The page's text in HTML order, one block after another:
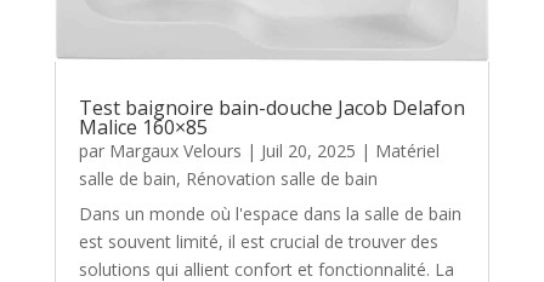
Test baignoire bain-douche Jacob Delafon
Malice 160×85
par Margaux Velours | Juil 20, 2025 | Matériel
salle de bain, Rénovation salle de bain
Dans un monde où l'espace dans la salle de bain
est souvent limité, il est crucial de trouver des
solutions qui allient confort et fonctionnalité. La